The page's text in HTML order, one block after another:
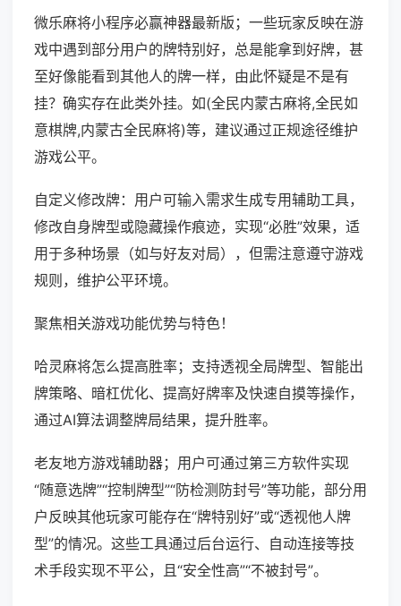
微乐麻将小程序必赢神器最新版；一些玩家反映在游
戏中遇到部分用户的牌特别好，总是能拿到好牌，甚
至好像能看到其他人的牌一样，由此怀疑是不是有
挂？确实存在此类外挂。如(全民内蒙古麻将,全民如
意棋牌,内蒙古全民麻将)等，建议通过正规途径维护
游戏公平。
自定义修改牌：用户可输入需求生成专用辅助工具，
修改自身牌型或隐藏操作痕迹，实现“必胜”效果，适
用于多种场景（如与好友对局），但需注意遵守游戏
规则，维护公平环境。
聚焦相关游戏功能优势与特色！
哈灵麻将怎么提高胜率；支持透视全局牌型、智能出
牌策略、暗杠优化、提高好牌率及快速自摸等操作，
通过AI算法调整牌局结果，提升胜率。
老友地方游戏辅助器；用户可通过第三方软件实现
“随意选牌”“控制牌型”“防检测防封号”等功能，部分用
户反映其他玩家可能存在“牌特别好”或“透视他人牌
型”的情况。这些工具通过后台运行、自动连接等技
术手段实现不平公，且“安全性高”“不被封号”。